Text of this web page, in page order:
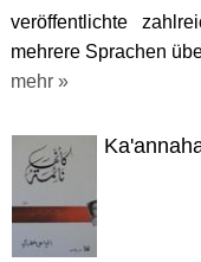
veröffentlichte
mehrere Sprachen
mehr »